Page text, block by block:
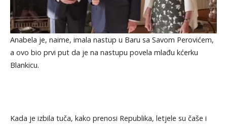
Anabela je, naime, imala nastup u Baru sa Savom Perovićem,
a ovo bio prvi put da je na nastupu povela mlađu kćerku
Blankicu.
Kada je izbila tuča, kako prenosi Republika, letjele su čaše i